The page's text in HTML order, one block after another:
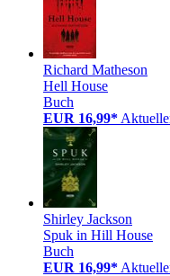
Richard Matheson
Hell House
Buch
EUR 16,99*
Shirley Jackson
Spuk in Hill House
Buch
EUR 16,99*